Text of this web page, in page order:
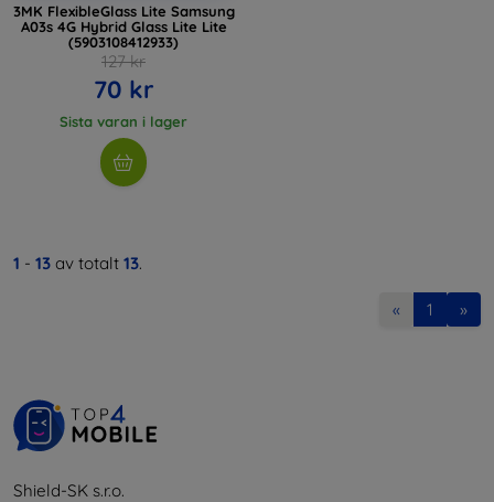
3MK FlexibleGlass Lite Samsung
A03s 4G Hybrid Glass Lite Lite
(5903108412933)
127 kr
70 kr
Sista varan i lager
1 - 13 av totalt 13.
« 1 »
Shield-SK s.r.o.